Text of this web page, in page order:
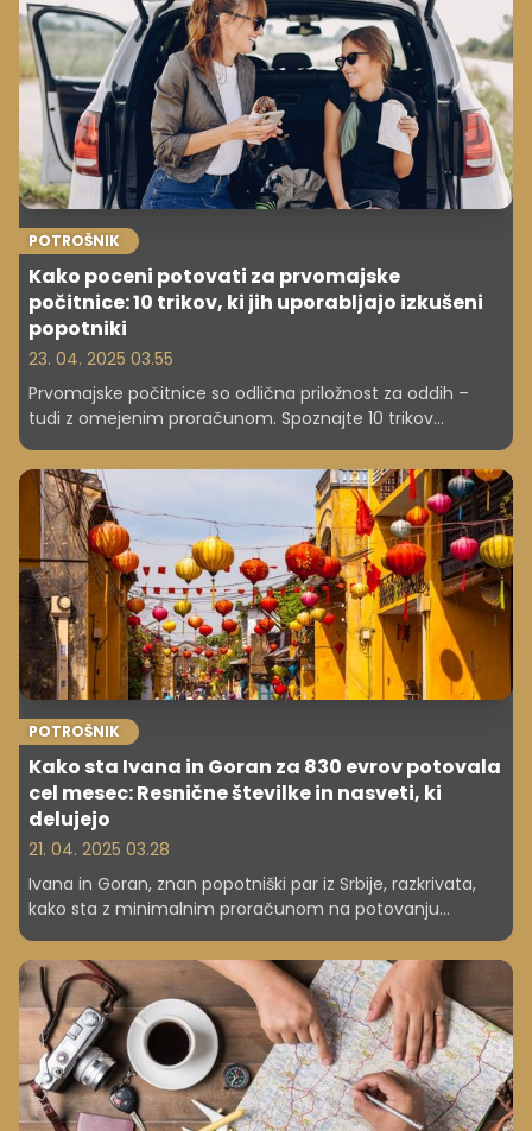
POTROŠNIK
Kako poceni potovati za prvomajske
počitnice: 10 trikov, ki jih uporabljajo izkušeni
popotniki
23. 04. 2025 03.55
Prvomajske počitnice so odlična priložnost za oddih –
tudi z omejenim proračunom. Spoznajte 10 trikov
doživeti več za manj.
POTROŠNIK
Kako sta Ivana in Goran za 830 evrov potovala
cel mesec: Resnične številke in nasveti, ki
delujejo
21. 04. 2025 03.28
Ivana in Goran, znan popotniški par iz Srbije, razkrivata,
kako sta z minimalnim proračunom na potovanju
nasvete, trike in izkušnje, ki vam lahko spremenijo način
potovanja.